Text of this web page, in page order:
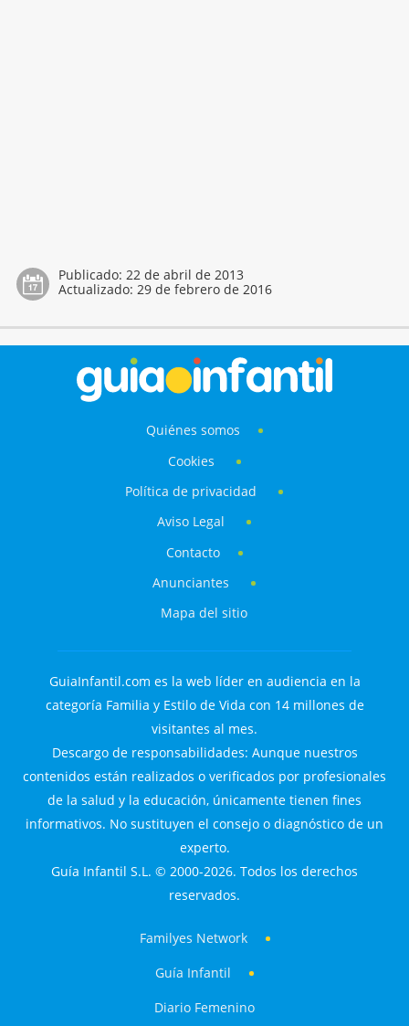
Publicado: 22 de abril de 2013
Actualizado: 29 de febrero de 2016
Quiénes somos
Cookies
Política de privacidad
Aviso Legal
Contacto
Anunciantes
Mapa del sitio
GuiaInfantil.com es la web líder en audiencia en la
categoría Familia y Estilo de Vida con 14 millones de
visitantes al mes.
Descargo de responsabilidades: Aunque nuestros
contenidos están realizados o verificados por profesionales
de la salud y la educación, únicamente tienen fines
informativos. No sustituyen el consejo o diagnóstico de un
experto.
Guía Infantil S.L. © 2000-2026. Todos los derechos
reservados.
Familyes Network
Guía Infantil
Diario Femenino